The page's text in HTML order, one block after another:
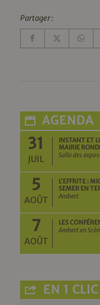
Partager :
AGENDA
31
JUIL
INSTANT ET
MAIRIE
Salle des
5
AOÛT
L’EFFRITE :
SEMER EN
Ambert
7
AOÛT
LES
Ambert en
EN 1 CLIC